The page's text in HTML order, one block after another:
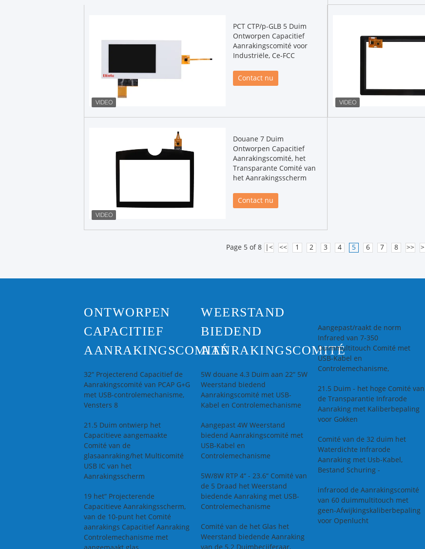
PCT CTP/p-GLB 5 Duim
Ontworpen Capacitief
Aanrakingscomité voor
Industriële, Ce-FCC
Contact nu
Douane 7 Duim
Ontworpen Capacitief
Aanrakingscomité, het
Transparante Comité van
het Aanrakingsscherm
Contact nu
Page 5 of 8 |< << 1 2 3 4 5 6 7 8 >> >|
ONTWORPEN
CAPACITIEF
AANRAKINGSCOMITÉ
32“ Projecterend Capacitief de
Aanrakingscomité van PCAP G+G
met USB-controlemechanisme,
Vensters 8
21.5 Duim ontwierp het
Capacitieve aangemaakte
Comité van de
glasaanraking/het Multicomité
USB IC van het
Aanrakingsscherm
19 het“ Projecterende
Capacitieve Aanrakingsscherm,
van de 10-punt het Comité
aanrakings Capacitief Aanraking
Controlemechanisme met
WEERSTAND
BIEDEND
AANRAKINGSCOMITÉ
5W douane 4.3 Duim aan 22“ 5W
Weerstand biedend
Aanrakingscomité met USB-
Kabel en Controlemechanisme
Aangepast 4W Weerstand
biedend Aanrakingscomité met
USB-Kabel en
Controlemechanisme
5W/8W RTP 4“ - 23.6“ Comité van
de 5 Draad het Weerstand
biedende Aanraking met USB-
Controlemechanisme
Comité van de het Glas het
Weerstand biedende Aanraking
van de 5.2 Duimbecijferaar,
Aangepast/raakt de norm
Infrared van 7-350
Duimmultitouch Comité met
USB-Kabel en
Controlemechanisme,
21.5 Duim - het hoge Comité van
de Transparantie Infrarode
Aanraking met Kaliberbepaling
voor Gokken
Comité van de 32 duim het
Waterdichte Infrarode
Aanraking met Usb-Kabel,
Bestand Schuring -
infrarood de Aanrakingscomité
van 60 duimmultitouch met
geen-Afwijkingskaliberbepaling
voor Openlucht